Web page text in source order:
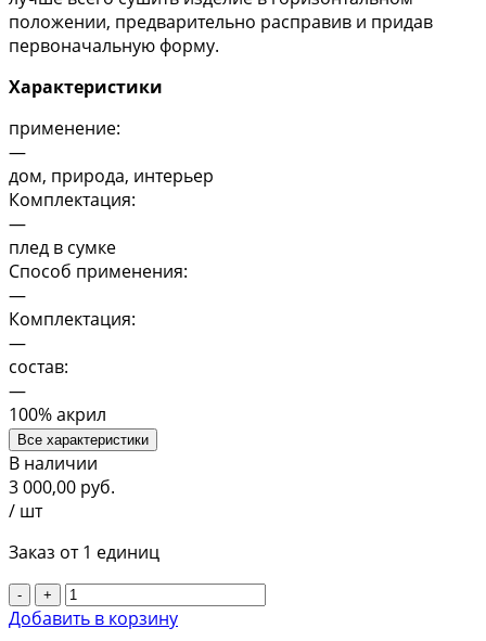
положении, предварительно расправив и придав
первоначальную форму.
Характеристики
применение:
—
дом, природа, интерьер
Комплектация:
—
плед в сумке
Способ применения:
—
Комплектация:
—
состав:
—
100% акрил
Все характеристики
В наличии
3 000,00 руб.
/ шт
Заказ от 1 единиц
- +
Добавить в корзину